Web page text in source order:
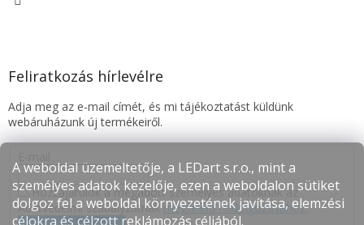
A weboldal üzemeltetője, a LEDart s.r.o., mint a
személyes adatok kezelője, ezen a weboldalon sütiket
dolgoz fel a weboldal környezetének javítása, elemzési
célokra és célzott reklámozás céljából.
Feliratkozás hírlevélre
Adja meg az e-mail címét, és mi tájékoztatást küldünk
webáruházunk új termékeiről.
Hozzájárulok a megadott személyes adatoknak az
Adatvédelmi szabályzatnak megfelelő feldolgozásához.